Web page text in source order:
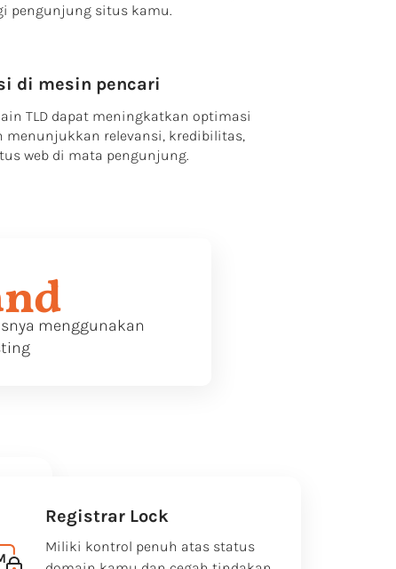
pengunjung situs kamu.
di mesin pencari
TLD dapat meningkatkan optimasi
menunjukkan relevansi, kredibilitas,
web di mata pengunjung.
menggunakan
Registrar Lock
Miliki kontrol penuh atas status